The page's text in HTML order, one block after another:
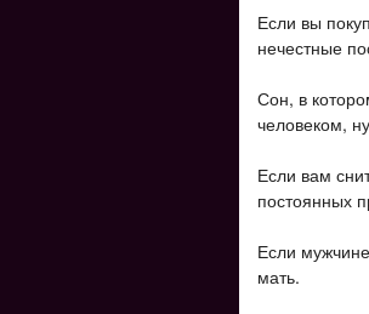
Если вы
нечестные
Сон, в
человеком,
Если вам
постоянных
Если
мать.